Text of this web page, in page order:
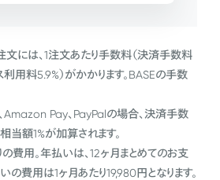
文には、1注文あたり手数料（決済手数料
用料5.9%）がかかります。BASEの手数
Amazon Pay、PayPalの場合、決済手数
当額1%が加算されます。
費用。年払いは、12ヶ月まとめてのお支
の費用は1ヶ月あたり19,980円となります。